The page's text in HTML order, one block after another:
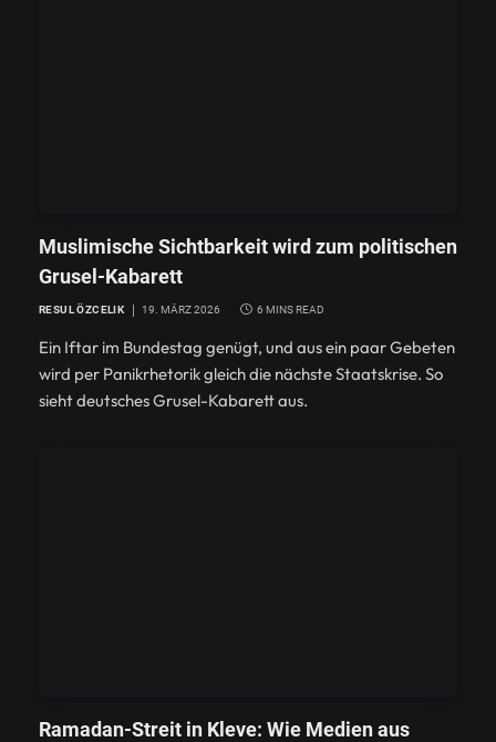
Ramadan-Streit in Kleve: Wie
Medien aus einer Schuldebatte ein
Empörungsritual machten
Muslimische Sichtbarkeit wird zum politischen
Grusel-Kabarett
RESUL ÖZCELIK 19. MÄRZ 2026 6 MINS READ
Ein Iftar im Bundestag genügt, und aus ein paar Gebeten
wird per Panikrhetorik gleich die nächste Staatskrise. So
sieht deutsches Grusel-Kabarett aus.
Ramadan-Streit in Kleve: Wie Medien aus